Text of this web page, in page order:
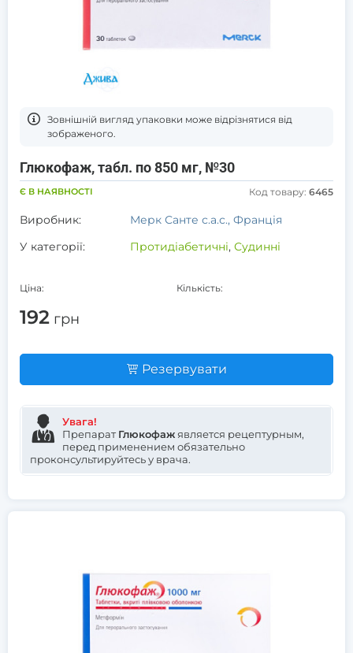
Зовнішній вигляд упаковки може відрізнятися від
зображеного.
Глюкофаж, табл. по 850 мг, №30
Є В НАЯВНОСТІ Код товару: 6465
Виробник:
Мерк Санте с.а.с., Франція
У категорії:
Протидіабетичні, Судинні
Ціна:
192 грн
Кількість:
Резервувати
Увага!
Препарат Глюкофажявляется рецептурным,
перед применением обязательно
проконсультируйтесь у врача.